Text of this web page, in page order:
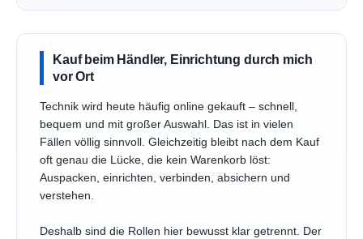
Kauf beim Händler, Einrichtung durch mich
vor Ort
Technik wird heute häufig online gekauft – schnell,
bequem und mit großer Auswahl. Das ist in vielen
Fällen völlig sinnvoll. Gleichzeitig bleibt nach dem Kauf
oft genau die Lücke, die kein Warenkorb löst:
Auspacken, einrichten, verbinden, absichern und
verstehen.
Deshalb sind die Rollen hier bewusst klar getrennt. Der